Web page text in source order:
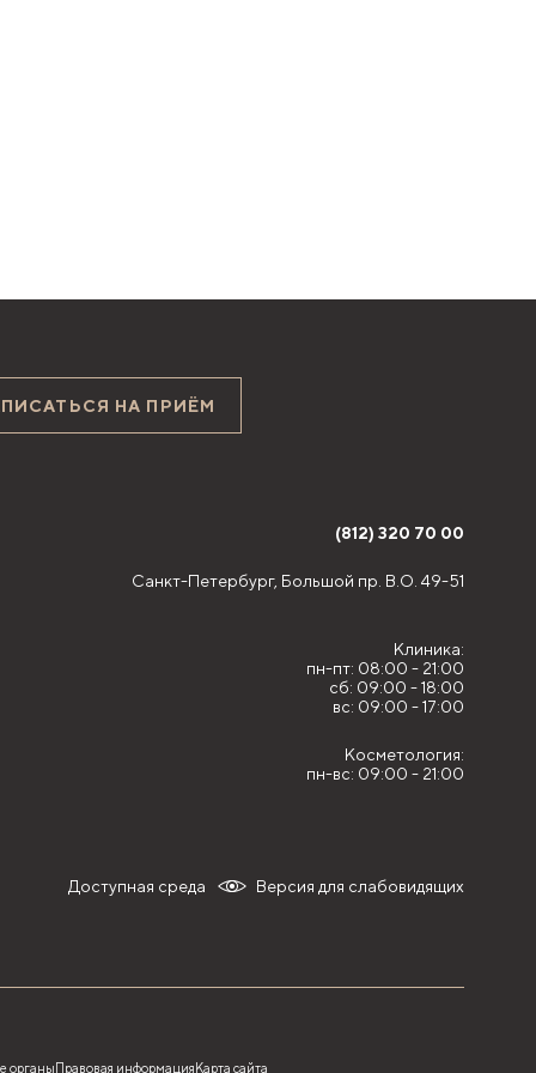
НА ПРИЁМ
(812) 320 70 00
Санкт-Петербург, Большой пр. В.О. 49-51
Клиника:
пн-пт: 08:00 - 21:00
сб: 09:00 - 18:00
вс: 09:00 - 17:00
Косметология:
пн-вс: 09:00 - 21:00
Версия для слабовидящих
Доступная среда
органыПравовая информацияКарта сайта